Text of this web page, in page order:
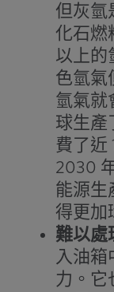
但灰氫
化石燃
以上的
色氫氣
氫氣就
球生產
費了近
2030
能源生
得更加
難以處
入油
力。它